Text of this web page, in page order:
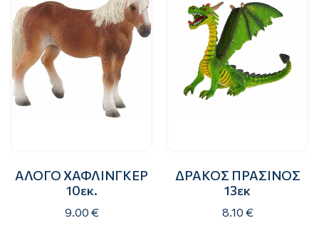
ΑΛΟΓΟ ΧΑΦΛΙΝΓΚΕΡ
10εκ.
9.00 €
ΔΡΑΚΟΣ ΠΡΑΣΙΝΟΣ
13εκ
8.10 €